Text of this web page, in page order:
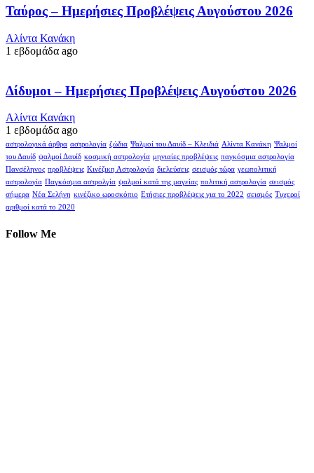
Ταύρος – Ημερήσιες Προβλέψεις Αυγούστου 2026
Αλίντα Κανάκη
1 εβδομάδα ago
Δίδυμοι – Ημερήσιες Προβλέψεις Αυγούστου 2026
Αλίντα Κανάκη
1 εβδομάδα ago
αστρολογικά άρθρα αστρολογία ζώδια Ψαλμοί του Δαυίδ – Κλειδιά Αλίντα Κανάκη Ψαλμοί
του Δαυίδ ψαλμοί Δαυίδ κοσμική αστρολογία μηνιαίες προβλέψεις παγκόσμια αστρολογία
Πανσέληνος προβλέψεις Κινέζικη Αστρολογία διελεύσεις σεισμός τώρα γεωπολιτική
αστρολογία Παγκόσμια αστρολγία ψαλμοί κατά της μαγείας πολιτική αστρολογία σεισμός
σήμερα Νέα Σελήνη κινέζικο ωροσκόπιο Ετήσιες προβλέψεις για το 2022 σεισμός Τυχεροί
αριθμοί κατά το 2020
Follow Me